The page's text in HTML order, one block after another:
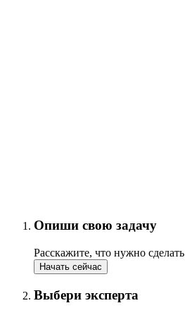
Опиши свою задачу
Расскажите, что нужно сделать
Начать сейчас
Выбери эксперта